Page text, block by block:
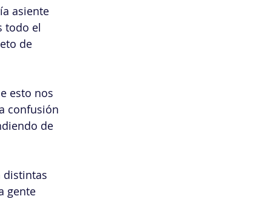
asiente
todo el
de
esto nos
confusión
de
distintas
gente